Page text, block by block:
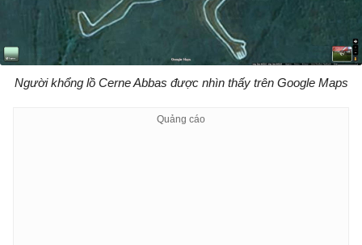
Người khổng lồ Cerne Abbas được nhìn thấy trên Google Maps